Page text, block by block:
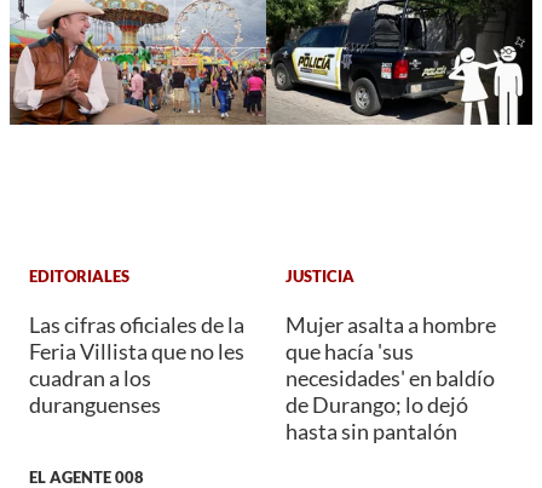
EDITORIALES
Las cifras oficiales de la
Feria Villista que no les
cuadran a los
duranguenses
EL AGENTE 008
JUSTICIA
Mujer asalta a hombre
que hacía 'sus
necesidades' en baldío
de Durango; lo dejó
hasta sin pantalón